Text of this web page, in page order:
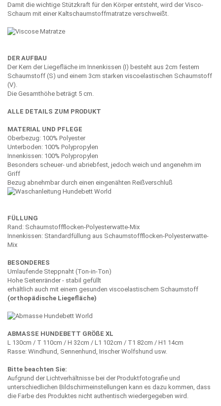
Damit die wichtige Stützkraft für den Körper entsteht, wird der Visco-
Schaum mit einer Kaltschaumstoffmatratze verschweißt.
DER AUFBAU
Der Kern der Liegefläche im Innenkissen (I) besteht aus 2cm festem
Schaumstoff (S) und einem 3cm starken viscoelastischen Schaumstoff
(V).
Die Gesamthöhe beträgt 5 cm.
ALLE DETAILS ZUM PRODUKT
MATERIAL UND PFLEGE
Oberbezug: 100% Polyester
Unterboden: 100% Polypropylen
Innenkissen: 100% Polypropylen
Besonders scheuer- und abriebfest, jedoch weich und angenehm im
Griff
Bezug abnehmbar durch einen eingenähten Reißverschluß
FÜLLUNG
Rand: Schaumstoffflocken-Polyesterwatte-Mix
Innenkissen: Standardfüllung aus Schaumstoffflocken-Polyesterwatte-
Mix
BESONDERES
Umlaufende Steppnaht (Ton-in-Ton)
Hohe Seitenränder - stabil gefüllt
erhältlich auch mit einem gesunden viscoelastischem Schaumstoff
(orthopädische Liegefläche)
ABMASSE HUNDEBETT GRÖßE XL
L 130cm / T 110cm / H 32cm / L1 102cm / T1 82cm / H1 14cm
Rasse: Windhund, Sennenhund, Irischer Wolfshund usw.
Bitte beachten Sie:
Aufgrund der Lichtverhältnisse bei der Produktfotografie und
unterschiedlichen Bildschirmeinstellungen kann es dazu kommen, dass
die Farbe des Produktes nicht authentisch wiedergegeben wird.